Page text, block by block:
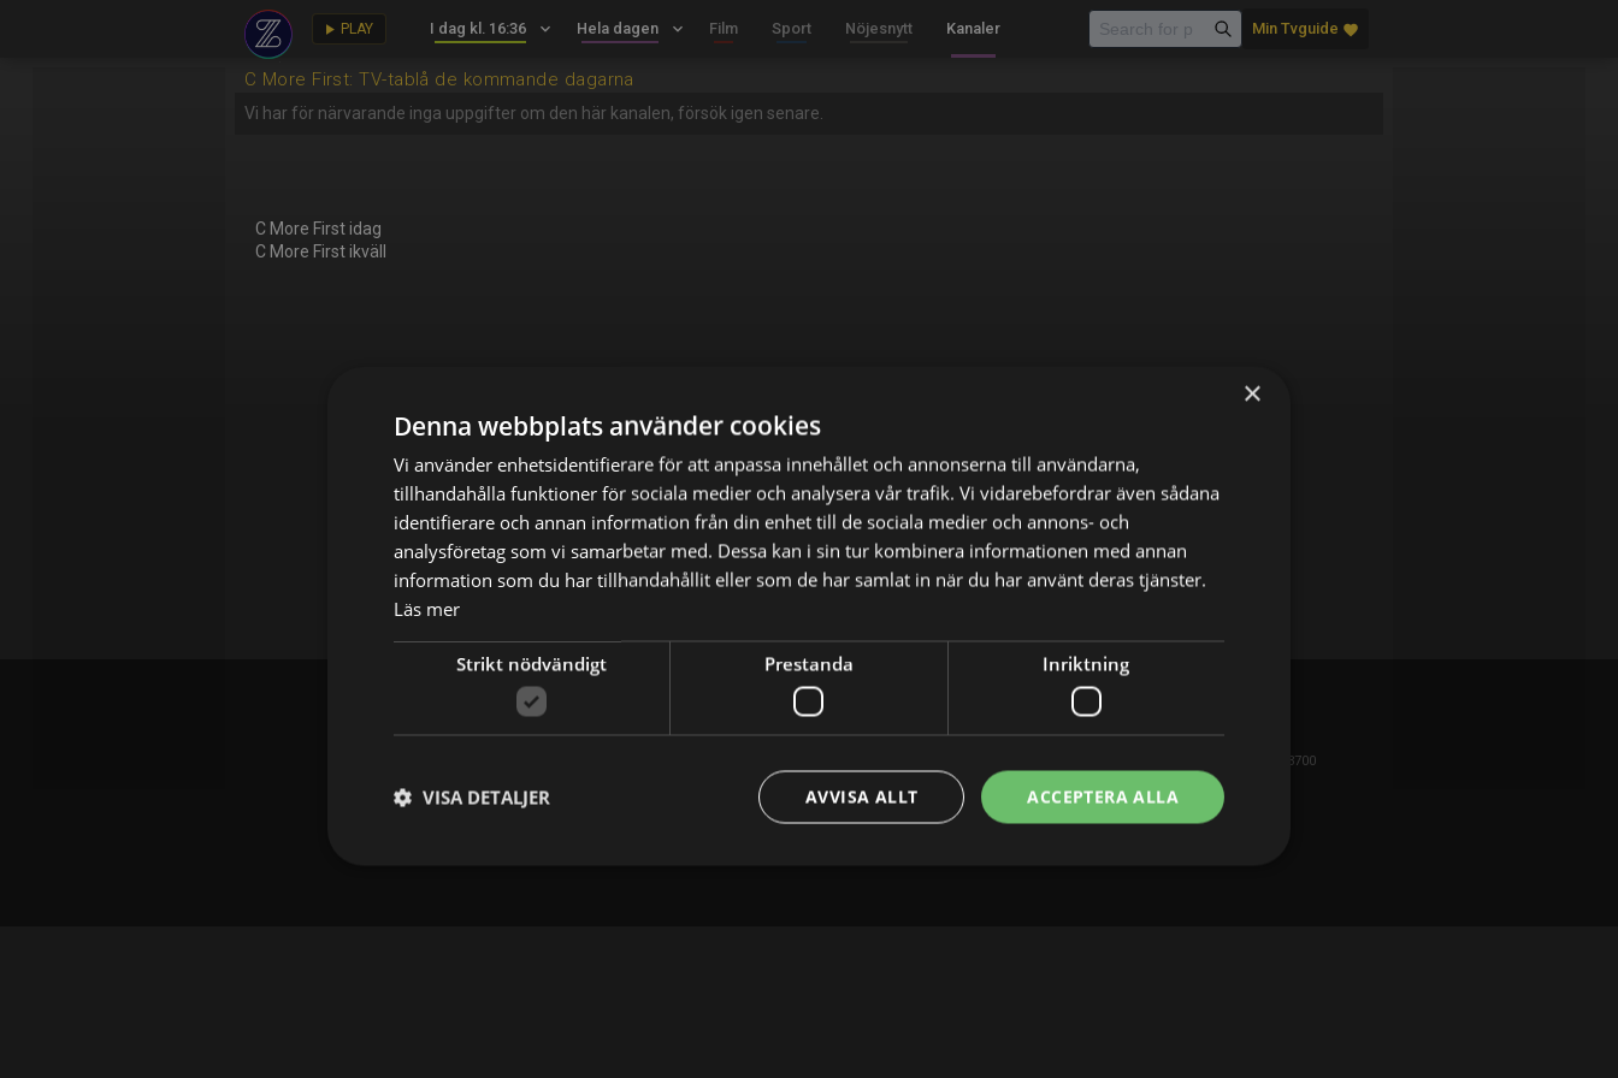
play_arrow PLAY I dag kl. 16:36 keyboard_arrow_down Hela dagen keyboard_arrow_down Film Sport Nöjesnytt Kanaler Min Tvguide favorite
C More First: TV-tablå de kommande dagarna
Vi har för närvarande inga uppgifter om den här kanalen, försök igen senare.
C More First idag
C More First ikväll
London
DANMARK
Köpenhamn
Danmark
P: +45 3698 8480
Barcelona
Spanien
P: +34 971 781 990
Los Angeles
P: +1 213 221 3700
FIRMA
×
Denna webbplats använder cookies
Vi använder enhetsidentifierare för att anpassa innehållet och annonserna till användarna,
tillhandahålla funktioner för sociala medier och analysera vår trafik. Vi vidarebefordrar även sådana
identifierare och annan information från din enhet till de sociala medier och annons- och
analysföretag som vi samarbetar med. Dessa kan i sin tur kombinera informationen med annan
information som du har tillhandahållit eller som de har samlat in när du har använt deras tjänster.
Läs mer
Strikt nödvändigt Prestanda Inriktning
ACCEPTERA ALLA
AVVISA ALLT
VISA DETALJER